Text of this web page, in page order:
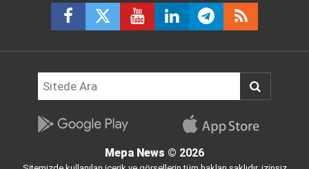
Mepa News © 2026